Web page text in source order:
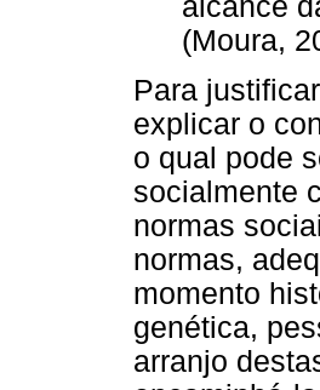
(Moura,
Para
explicar o
o qual pode
socialmente
normas
normas,
momento
genética,
arranjo